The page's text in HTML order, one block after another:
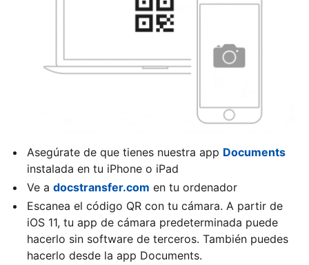
Asegúrate de que tienes nuestra app Documents
instalada en tu iPhone o iPad
Ve a docstransfer.com en tu ordenador
Escanea el código QR con tu cámara. A partir de
iOS 11, tu app de cámara predeterminada puede
hacerlo sin software de terceros. También puedes
hacerlo desde la app Documents.